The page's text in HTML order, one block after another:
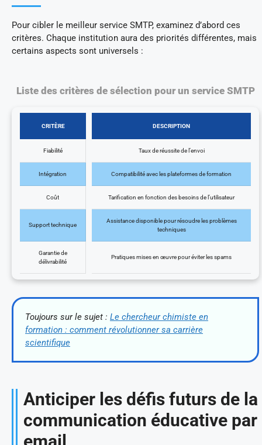
Pour cibler le meilleur service SMTP, examinez d’abord ces
critères. Chaque institution aura des priorités différentes, mais
certains aspects sont universels :
Liste des critères de sélection pour un service SMTP
CRITÈRE DESCRIPTION
Fiabilité Taux de réussite de l’envoi
Intégration Compatibilité avec les plateformes de formation
Coût Tarification en fonction des besoins de l’utilisateur
Support technique
Assistance disponible pour résoudre les problèmes
techniques
Garantie de
délivrabilité
Pratiques mises en œuvre pour éviter les spams
Toujours sur le sujet : Le chercheur chimiste en
formation : comment révolutionner sa carrière
scientifique
Anticiper les défis futurs de la
communication éducative par